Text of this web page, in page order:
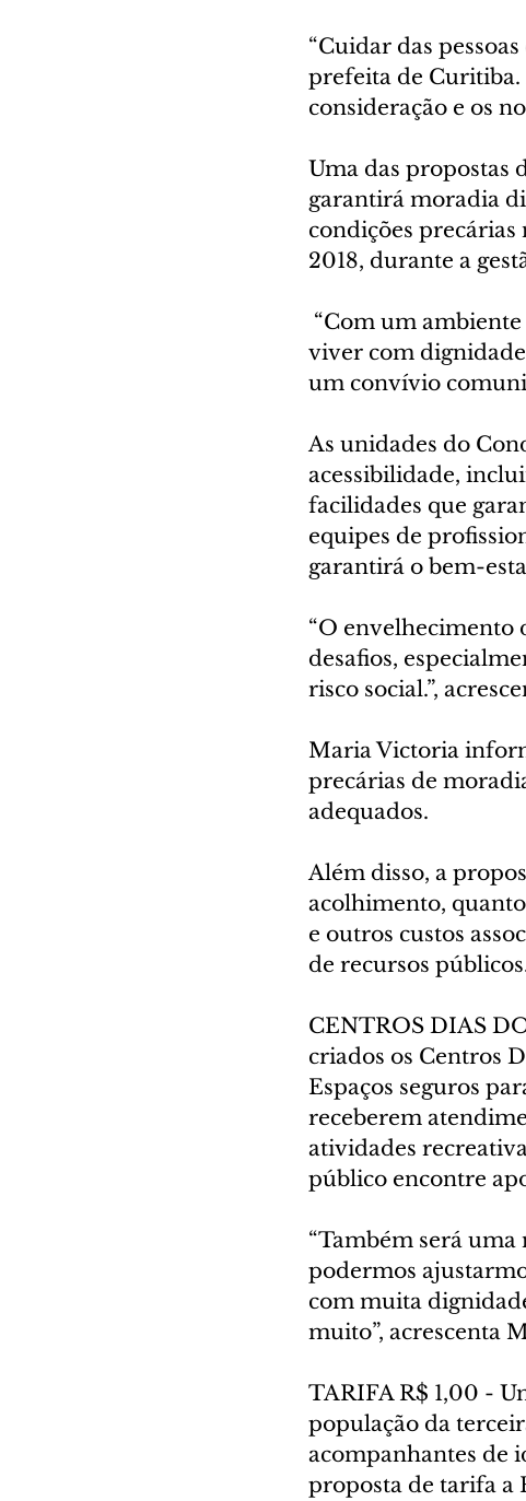
“Cuidar das
prefeita de Curitiba.
consideração e os
Uma das propostas
garantirá moradia
condições precárias
2018, durante a
viver com
um convívio
As unidades do
acessibilidade,
facilidades que
equipes de
garantirá o bem-
“O envelhecimento
desafios,
risco social.”,
Maria Victoria
precárias de
adequados.
Além disso, a
acolhimento,
e outros custos
de recursos
CENTROS DIAS
criados os Centros
Espaços seguros
receberem
atividades
público encontre
“Também será
podermos
com muita
muito”, acrescenta
TARIFA R$ 1,00 -
população da
acompanhantes de
proposta de tarifa a